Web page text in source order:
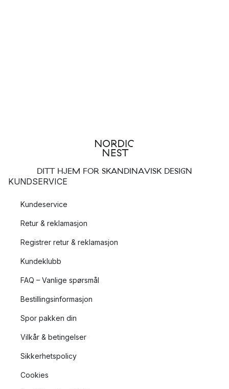
DITT HJEM FOR SKANDINAVISK DESIGN
KUNDSERVICE
Kundeservice
Retur & reklamasjon
Registrer retur & reklamasjon
Kundeklubb
FAQ – Vanlige spørsmål
Bestillingsinformasjon
Spor pakken din
Vilkår & betingelser
Sikkerhetspolicy
Cookies